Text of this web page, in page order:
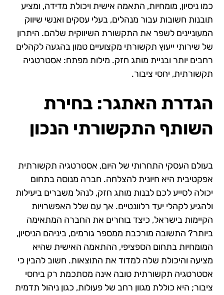
כמו ניסיון, מומחיות, התאמה אישית ויכולת מדידה, ומציע
תובנות חשובות עבור מנהלים, בעלי עסקים ואנשי שיווק
המעוניינים לשפר את התקשורת השיווקית שלהם. היתרון
של שירותי ייעוץ תקשורתי מקצועיים טמון בהגעה לקהלים
רחבים יותר ובניית מותג חזק. מילות מפתח: אסטרטגיה
תקשורתית, יחסי ציבור.
הגדרת האתגר: בחירת
השותף התקשורתי הנכון
בעולם העסקי התחרותי של היום, אסטרטגיה תקשורתית
אפקטיבית היא חיונית להצלחה. חברה מנוסה בתחום
יכולה לסייע לכם לבנות מותג חזק, לנהל משברים ביעילות
ולהגיע לקהלי יעד רלוונטיים. אך עם שלל האפשרויות
הקיימות בישראל, כיצד בוחרים את החברה המתאימה
ביותר? התשובה מורכבת ממספר גורמים, ביניהם הניסיון,
המומחיות בתחום הספציפי, ההתאמה האישית שהיא
מציעה והיכולת שלה למדוד את התוצאות. חשוב להבין כי
אסטרטגיה תקשורתית טובה אינה מסתכמת רק ביחסי
ציבור; היא כוללת מגוון רחב של פעולות, כגון ניהול תדמית